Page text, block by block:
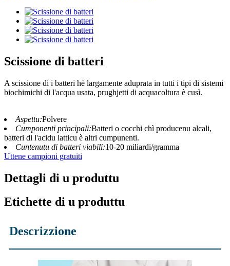
Scissione di batteri
A scissione di i batteri hè largamente aduprata in tutti i tipi di sistemi
biochimichi di l'acqua usata, prughjetti di acquacoltura è cusì.
Aspettu:Polvere
Cumponenti principali:Batteri o cocchi chì producenu alcali,
batteri di l'acidu latticu è altri cumpunenti.
Cuntenutu di batteri viabili:10-20 miliardi/gramma
Uttene campioni gratuiti
Dettagli di u produttu
Etichette di u produttu
Descrizzione